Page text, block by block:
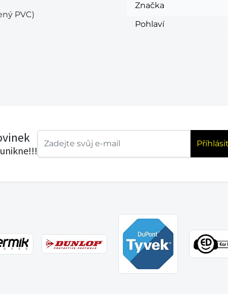
PVC)
Značka
Pohlaví
Příhlásit